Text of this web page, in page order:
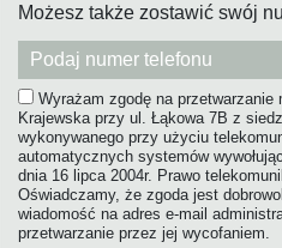
Możesz także zostawić swój
Wyrażam zgodę na
Krajewska przy ul. Łąkowa 7B z
wykonywanego przy użyciu
automatycznych systemów
dnia 16 lipca 2004r. Prawo
Oświadczamy, że zgoda jest
wiadomość na adres e-mail
przetwarzanie przez jej wycofaniem.